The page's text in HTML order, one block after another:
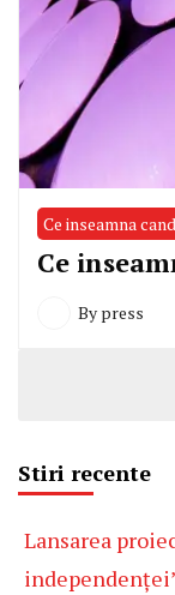
Ce inseamna
Ce
By press
Stiri recente
Lansarea